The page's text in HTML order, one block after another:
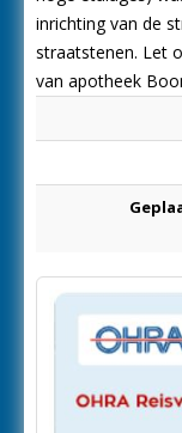
inrichting van de
straatstenen. Let
van apotheek